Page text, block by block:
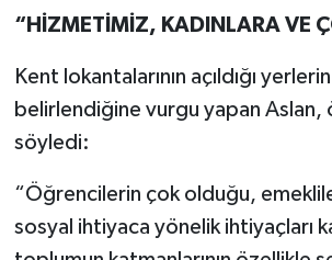
“HİZMETİMİZ, KADINLARA VE
Kent lokantalarının açıldığı
belirlendiğine vurgu yapan Aslan,
söyledi:
“Öğrencilerin çok olduğu,
sosyal ihtiyaca yönelik ihtiyaçları